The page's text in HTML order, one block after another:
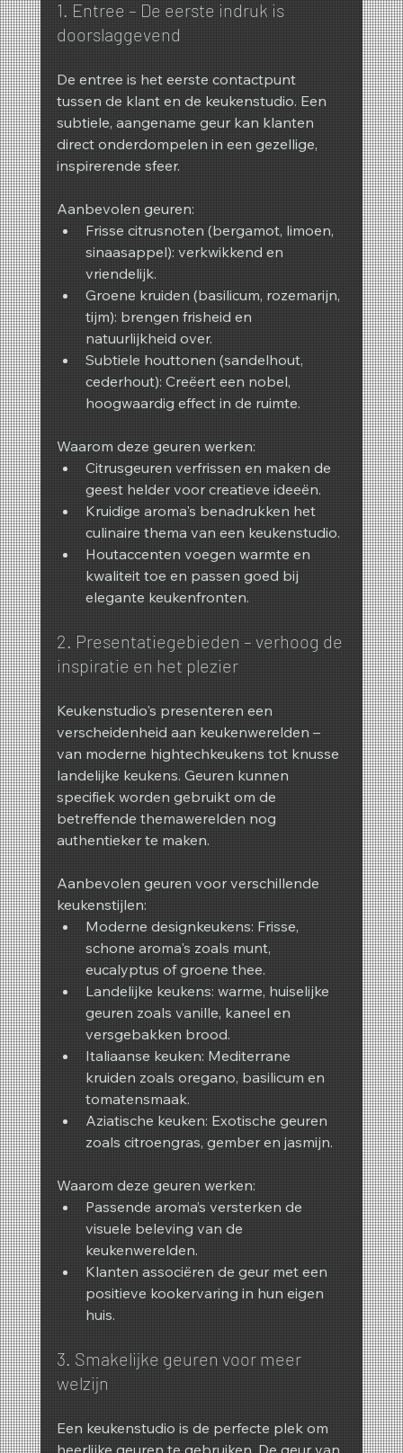
1. Entree – De eerste indruk is
doorslaggevend
De entree is het eerste contactpunt
tussen de klant en de keukenstudio. Een
subtiele, aangename geur kan klanten
direct onderdompelen in een gezellige,
inspirerende sfeer.
Aanbevolen geuren:
Frisse citrusnoten (bergamot, limoen,
sinaasappel): verkwikkend en
vriendelijk.
Groene kruiden (basilicum, rozemarijn,
tijm): brengen frisheid en
natuurlijkheid over.
Subtiele houttonen (sandelhout,
cederhout): Creëert een nobel,
hoogwaardig effect in de ruimte.
Waarom deze geuren werken:
Citrusgeuren verfrissen en maken de
geest helder voor creatieve ideeën.
Kruidige aroma's benadrukken het
culinaire thema van een keukenstudio.
Houtaccenten voegen warmte en
kwaliteit toe en passen goed bij
elegante keukenfronten.
2. Presentatiegebieden – verhoog de
inspiratie en het plezier
Keukenstudio's presenteren een
verscheidenheid aan keukenwerelden –
van moderne hightechkeukens tot knusse
landelijke keukens. Geuren kunnen
specifiek worden gebruikt om de
betreffende themawerelden nog
authentieker te maken.
Aanbevolen geuren voor verschillende
keukenstijlen:
Moderne designkeukens: Frisse,
schone aroma's zoals munt,
eucalyptus of groene thee.
Landelijke keukens: warme, huiselijke
geuren zoals vanille, kaneel en
versgebakken brood.
Italiaanse keuken: Mediterrane
kruiden zoals oregano, basilicum en
tomatensmaak.
Aziatische keuken: Exotische geuren
zoals citroengras, gember en jasmijn.
Waarom deze geuren werken:
Passende aroma’s versterken de
visuele beleving van de
keukenwerelden.
Klanten associëren de geur met een
positieve kookervaring in hun eigen
huis.
3. Smakelijke geuren voor meer
welzijn
Een keukenstudio is de perfecte plek om
heerlijke geuren te gebruiken. De geur van